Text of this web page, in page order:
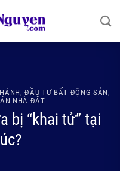
,ĐẦU TƯ BẤT ĐỘNG SẢN
NHÀ ĐẤT
bị “khai tử” tại